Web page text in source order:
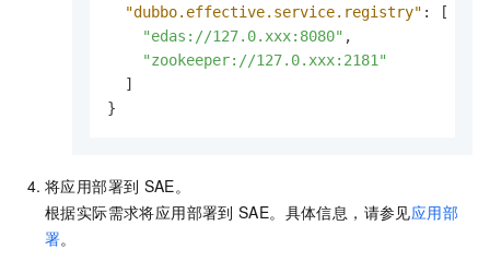
"dubbo.effective.service.registry" :
[
"edas://127.0.xxx:8080" ,
"zookeeper://127.0.xxx:2181"
]
}
将应用部署到 SAE。
根据实际需求将应用部署到 SAE。具体信息，请参见应用部
署。